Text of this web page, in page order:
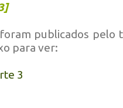
foram publicados
para ver:
3